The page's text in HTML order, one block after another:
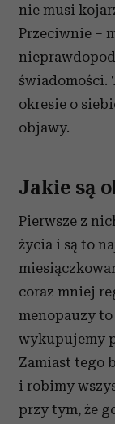
nie musi
Przeciwnie –
świadomości.
okresie o
objawy.
Jakie są
Pierwsze z
życia i są to
coraz mniej
menopauzy
wykupujemy
Zamiast tego
i robimy
przy tym, że